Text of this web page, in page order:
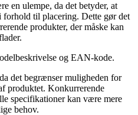
en ulempe, da det betyder, at
til placering. Dette gør det
produkter, der måske kan
og EAN-kode.
det begrænser muligheden for
produktet. Konkurrerende
specifikationer kan være mere
behov.